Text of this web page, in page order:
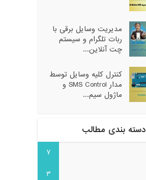
مدیریت وسایل برقی با
ربات تلگرام و سیستم
چت آنلاین...
کنترل کلیه وسایل توسط
مدار SMS Control و
ماژول سیم...
دسته بندی مطالب
7
3